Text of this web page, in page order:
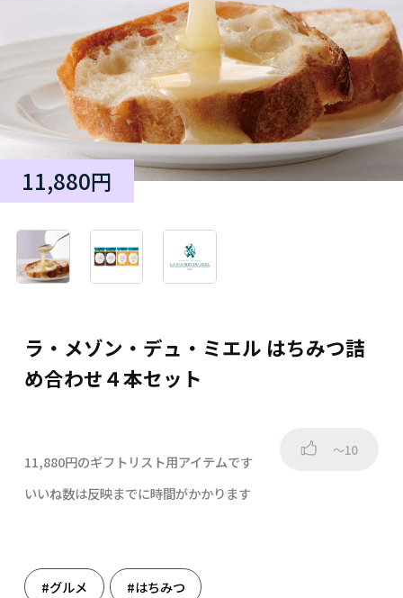
ラ・メゾン・デュ・ミエル はちみつ詰
め合わせ４本セット
11,880円
11,880円のギフトリスト用アイテムです
～10
いいね数は反映までに時間がかかります
#グルメ #はちみつ